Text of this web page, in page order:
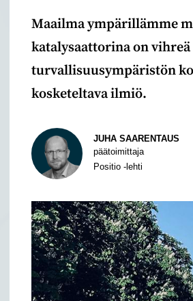
Maailma ympärillämme
katalysaattorina on
turvallisuusympäristön
kosketeltava ilmiö.
Kirjoittaja
JUHA SAARENTAUS
päätoimittaja
Positio -lehti